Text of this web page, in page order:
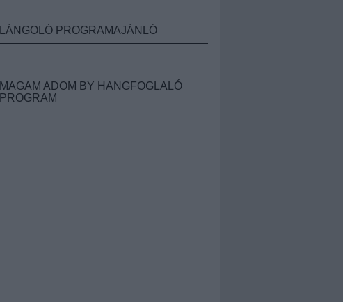
LÁNGOLÓ PROGRAMAJÁNLÓ
MAGAM ADOM BY HANGFOGLALÓ
PROGRAM